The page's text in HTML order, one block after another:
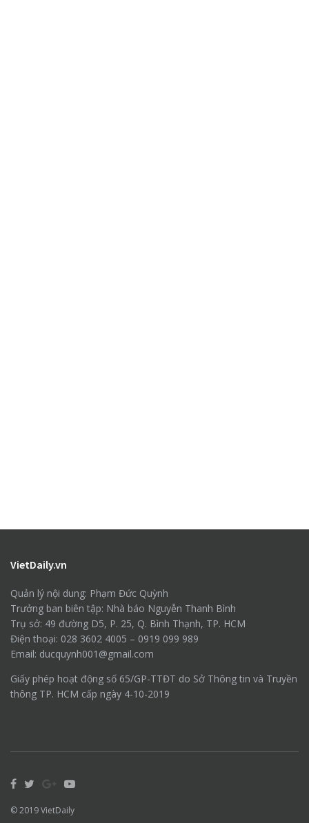
VietDaily.vn
Quản lý nội dung: Phạm Đức Quỳnh
Trưởng ban biên tập: Nhà báo Nguyễn Thanh Bình
Trụ sở: 49 đường D5, P. 25, Q. Bình Thạnh, TP. HCM
Điện thoại: 028 3602 4005 – 0919 099 989
Email: ducquynh001@gmail.com
Giấy phép hoạt động số 65/GP-TTĐT do Sở Thông tin và Truyền
thông TP. HCM cấp ngày 4-10-2019
© 2019VietDaily